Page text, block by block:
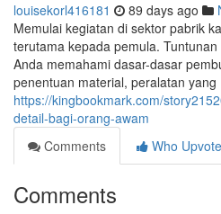
louisekorl416181 89 days ago
Memulai kegiatan di sektor pabrik
terutama kepada pemula.
Anda memahami dasar-dasar
penentuan material, peralatan yang
https://kingbookmark.com/
detail-bagi-orang-awam
Comments
Who
Comments